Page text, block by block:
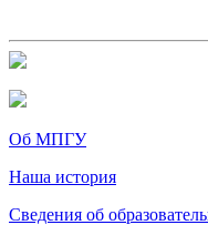
Об МПГУ
Наша история
Сведения об